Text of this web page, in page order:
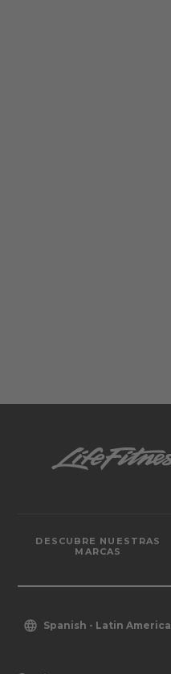
DESCUBRE NUESTRAS
MARCAS
Spanish - Latin America